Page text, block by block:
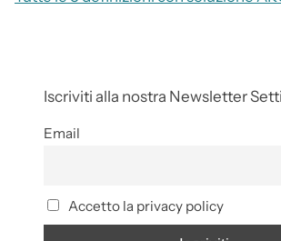
Iscriviti alla nostra Newsletter
Email
Accetto la privacy policy